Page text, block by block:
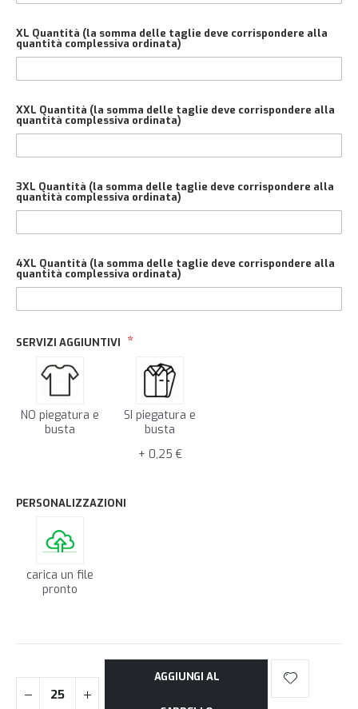
XL Quantità (la somma delle taglie deve corrispondere alla
quantità complessiva ordinata)
XXL Quantità (la somma delle taglie deve corrispondere alla
quantità complessiva ordinata)
3XL Quantità (la somma delle taglie deve corrispondere alla
quantità complessiva ordinata)
4XL Quantità (la somma delle taglie deve corrispondere alla
quantità complessiva ordinata)
SERVIZI AGGIUNTIVI
NO piegatura e
busta
SI piegatura e
busta
+ 0,25 €
PERSONALIZZAZIONI
carica un file
pronto
AGGIUNGI AL